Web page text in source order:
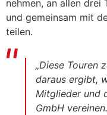
nehmen, an allen
und gemeinsam mit
teilen.
„Diese Touren
daraus ergibt,
Mitglieder und
GmbH